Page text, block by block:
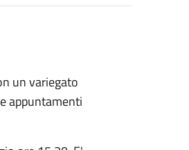
un variegato
appuntamenti